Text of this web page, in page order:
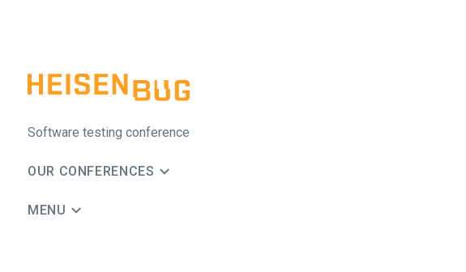
Software testing conference
OUR CONFERENCES
MENU